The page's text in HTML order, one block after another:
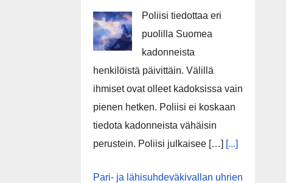
Poliisi tiedottaa eri
puolilla Suomea
kadonneista
henkilöistä päivittäin. Välillä
ihmiset ovat olleet kadoksissa vain
pienen hetken. Poliisi ei koskaan
tiedota kadonneista vähäisin
perustein. Poliisi julkaisee […] [...]
Pari- ja lähisuhdeväkivallan uhrien